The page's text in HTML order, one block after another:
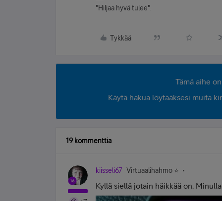
"Hiljaa hyvä tulee".
Tykkää
Tämä aihe
Käytä hakua löytääksesi muita
19 kommenttia
kiisseli67 Virtuaalihahmo ⭐️
Kyllä siellä jotain häikkää on.